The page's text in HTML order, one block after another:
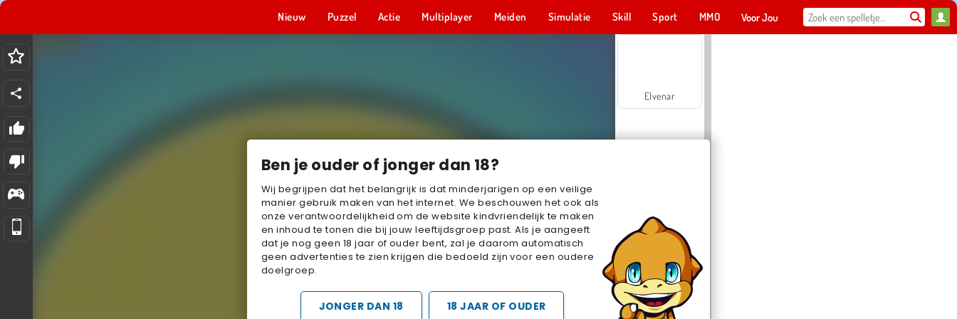
Ben je ouder of jonger dan 18?
Wij begrijpen dat het belangrijk is dat minderjarigen op een veilige
manier gebruik maken van het internet. We beschouwen het ook als
onze verantwoordelijkheid om de website kindvriendelijk te maken
en inhoud te tonen die bij jouw leeftijdsgroep past. Als je aangeeft
dat je nog geen 18 jaar of ouder bent, zal je daarom automatisch
geen advertenties te zien krijgen die bedoeld zijn voor een oudere
doelgroep.
JONGER DAN 18 18 JAAR OF OUDER
Nieuw Puzzel Actie Multiplayer Meiden Simulatie Skill Sport MMO Voor Jou
Elvenar